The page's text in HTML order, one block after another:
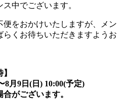
中でございます。
便をおかけいたしますが、メン
らくお待ちいただきますようお
8月9日(日) 10:00(予定)
がございます。